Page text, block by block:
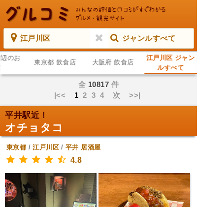
江戸川区 ジャンルすべて
のお
東京都 飲食店 大阪府 飲食店
江戸川区 ジャン
ルすべて
全 10817 件
|<< 12 3 4 次 >>|
平井駅近！
オチョタコ
東京都 /江戸川区/平井 居酒屋
4.8